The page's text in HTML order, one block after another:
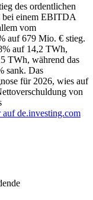
des ordentlichen
bei einem EBITDA
vom
auf 679 Mio. € stieg.
auf 14,2 TWh,
TWh, während das
sank. Das
für 2026, wies auf
von
auf de.investing.com